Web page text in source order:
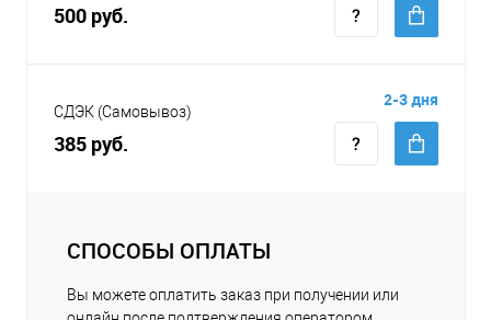
500 руб.
СДЭК (Самовывоз)
385 руб.
2-3 дня
СПОСОБЫ ОПЛАТЫ
Вы можете оплатить заказ при получении или